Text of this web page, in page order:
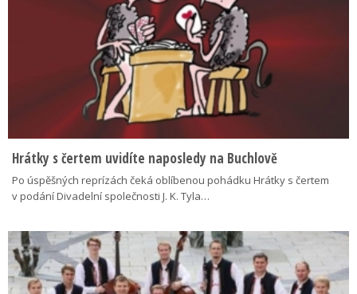
Hrátky s čertem uvidíte naposledy na Buchlově
Po úspěšných reprízách čeká oblíbenou pohádku Hrátky s čertem
v podání Divadelní společnosti J. K. Tyla…